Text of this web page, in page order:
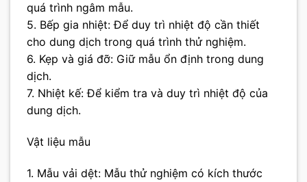
quá trình ngâm mẫu.
5. Bếp gia nhiệt: Để duy trì nhiệt độ cần thiết
cho dung dịch trong quá trình thử nghiệm.
6. Kẹp và giá đỡ: Giữ mẫu ổn định trong dung
dịch.
7. Nhiệt kế: Để kiểm tra và duy trì nhiệt độ của
dung dịch.
Vật liệu mẫu
1. Mẫu vải dệt: Mẫu thử nghiệm có kích thước